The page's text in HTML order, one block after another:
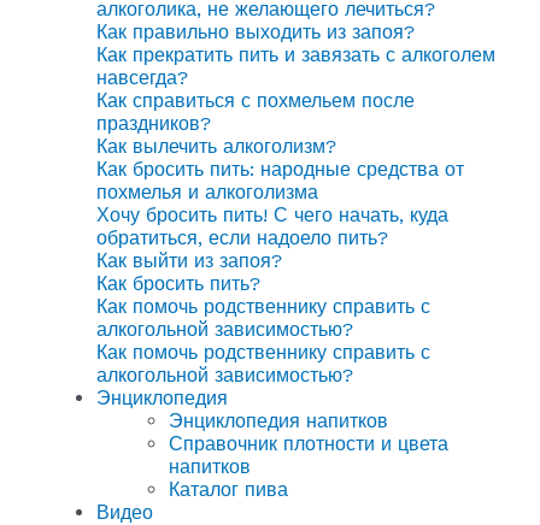
алкоголика, не желающего лечиться?
Как правильно выходить из запоя?
Как прекратить пить и завязать с алкоголем
навсегда?
Как справиться с похмельем после
праздников?
Как вылечить алкоголизм?
Как бросить пить: народные средства от
похмелья и алкоголизма
Хочу бросить пить! С чего начать, куда
обратиться, если надоело пить?
Как выйти из запоя?
Как бросить пить?
Как помочь родственнику справить с
алкогольной зависимостью?
Как помочь родственнику справить с
алкогольной зависимостью?
Энциклопедия
Энциклопедия напитков
Справочник плотности и цвета
напитков
Каталог пива
Видео